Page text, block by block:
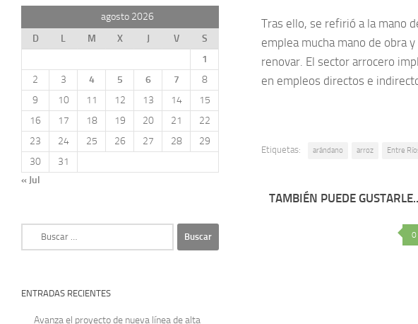
Tras ello, se refirió a la mano
emplea mucha mano de obra
renovar. El sector arrocero
en empleos directos e
Etiquetas: arándano arroz Entre
TAMBIÉN PUEDE
0
agosto 2026
D
L M X J V
S
1
2
3 4 5 6 7
8
9
10 11 12 13 14
15
16
17 18 19 20 21
22
23
24 25 26 27 28
29
30
31
« Jul
ENTRADAS RECIENTES
Avanza el proyecto de nueva línea de alta